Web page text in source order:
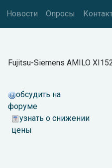
Новости Опросы
Fujitsu-Siemens AMILO
обсудить на
форуме
узнать о снижении
цены